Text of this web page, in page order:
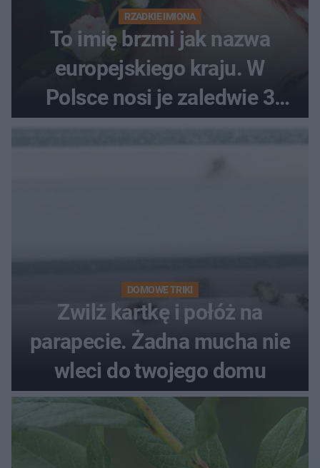
RZADKIE IMIONA
To imię brzmi jak nazwa
europejskiego kraju. W
Polsce nosi je zaledwie 3
DOMOWE TRIKI
Zwilż kartkę i połóż na
parapecie. Żadna mucha nie
wleci do twojego domu